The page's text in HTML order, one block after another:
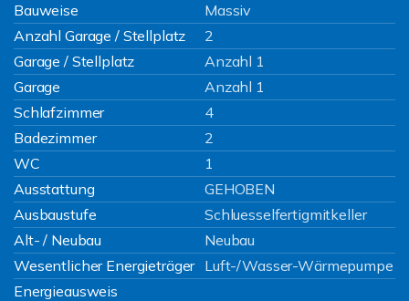
Bauweise
Massiv
Anzahl Garage / Stellplatz
2
Garage / Stellplatz
Anzahl 1
Garage
Anzahl 1
Schlafzimmer
4
Badezimmer
2
WC
1
Ausstattung
GEHOBEN
Ausbaustufe
Schluesselfertigmitkeller
Alt- / Neubau
Neubau
Wesentlicher Energieträger Luft-/Wasser-Wärmepumpe
Energieausweis